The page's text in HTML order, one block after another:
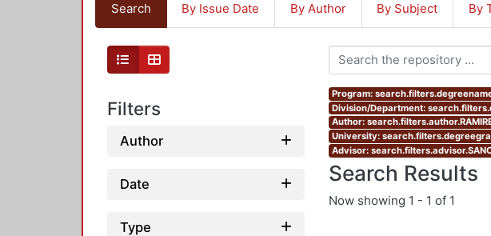
Search By Issue Date By Author By Subject By
Filters
Author
Date
Type
Program:
Division/Department:
Author:
University:
Advisor:
Search Results
Now showing 1 - 1 of 1